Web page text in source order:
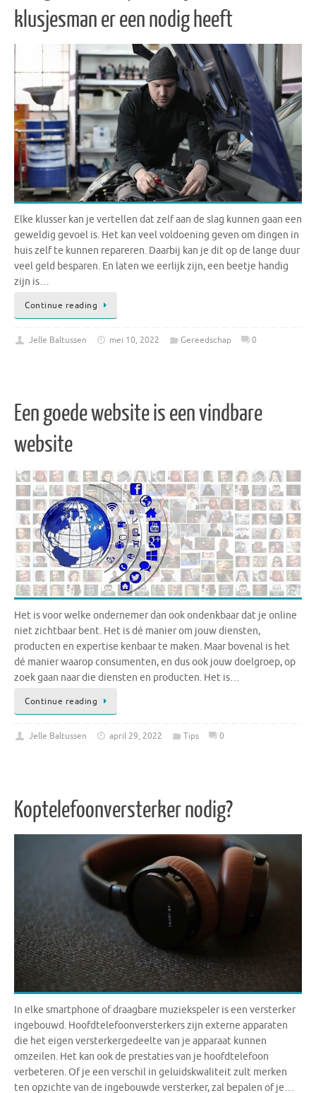
klusjesman er een nodig heeft
Elke klusser kan je vertellen dat zelf aan de slag kunnen gaan een
geweldig gevoel is. Het kan veel voldoening geven om dingen in
huis zelf te kunnen repareren. Daarbij kan je dit op de lange duur
veel geld besparen. En laten we eerlijk zijn, een beetje handig
zijn is…
Continue reading
Jelle Baltussen mei 10, 2022 Gereedschap 0
Een goede website is een vindbare
website
Het is voor welke ondernemer dan ook ondenkbaar dat je online
niet zichtbaar bent. Het is dé manier om jouw diensten,
producten en expertise kenbaar te maken. Maar bovenal is het
dé manier waarop consumenten, en dus ook jouw doelgroep, op
zoek gaan naar die diensten en producten. Het is…
Continue reading
Jelle Baltussen april 29, 2022 Tips 0
Koptelefoonversterker nodig?
In elke smartphone of draagbare muziekspeler is een versterker
ingebouwd. Hoofdtelefoonversterkers zijn externe apparaten
die het eigen versterkergedeelte van je apparaat kunnen
omzeilen. Het kan ook de prestaties van je hoofdtelefoon
verbeteren. Of je een verschil in geluidskwaliteit zult merken
ten opzichte van de ingebouwde versterker, zal bepalen of je…